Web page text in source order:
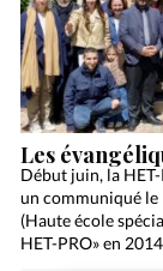
Les
Début juin, la
un communiqué le
(Haute école
HET-PRO» en